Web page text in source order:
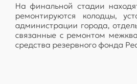
На финальной стадии
ремонтируются колодцы,
администрации города,
связанные с ремонтом
средства резервного фонда